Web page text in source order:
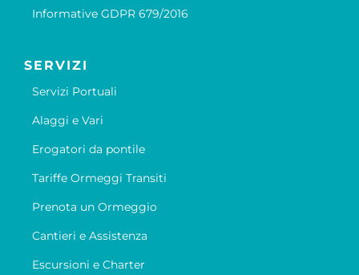
Informative GDPR 679/2016
SERVIZI
Servizi Portuali
Alaggi e Vari
Erogatori da pontile
Tariffe Ormeggi Transiti
Prenota un Ormeggio
Cantieri e Assistenza
Escursioni e Charter